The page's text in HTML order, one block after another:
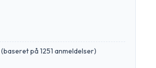
(baseret på 1251 anmeldelser)